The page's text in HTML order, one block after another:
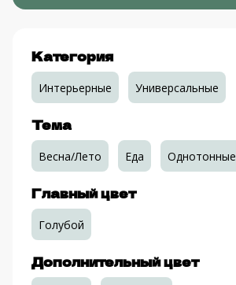
Категория
Интерьерные Универсальные
Тема
Весна/Лето Еда Однотонные
Главный цвет
Голубой
Дополнительный цвет